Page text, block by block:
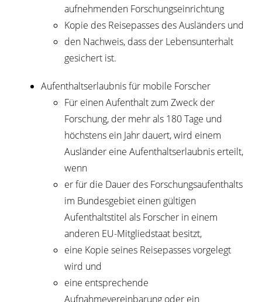
aufnehmenden Forschungseinrichtung
Kopie des Reisepasses des Ausländers und
den Nachweis, dass der Lebensunterhalt
gesichert ist.
Aufenthaltserlaubnis für mobile Forscher
Für einen Aufenthalt zum Zweck der
Forschung, der mehr als 180 Tage und
höchstens ein Jahr dauert, wird einem
Ausländer eine Aufenthaltserlaubnis erteilt,
wenn
er für die Dauer des Forschungsaufenthalts
im Bundesgebiet einen gültigen
Aufenthaltstitel als Forscher in einem
anderen EU-Mitgliedstaat besitzt,
eine Kopie seines Reisepasses vorgelegt
wird und
eine entsprechende
Aufnahmevereinbarung oder ein